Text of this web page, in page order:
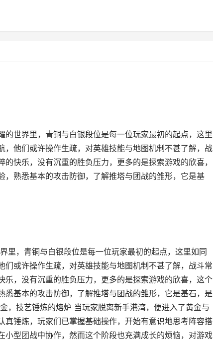
世界里，青铜与白银段位是每一位玩家最初的起点，这里
他们或许操作生疏，对英雄技能与地图机制不甚了解，战
快乐，没有沉重的胜负压力，更多的是探索游戏的欣喜，
熟悉基本的攻击防御，了解推塔与团战的雏形，它是基
里，青铜与白银段位是每一位玩家最初的起点，这里如同
或许操作生疏，对英雄技能与地图机制不甚了解，战斗常
，没有沉重的胜负压力，更多的是探索游戏的欣喜，这个
基本的攻击防御，了解推塔与团战的雏形，它是基石，是
，技艺锤炼的熔炉 当玩家脱离新手港湾，便进入了黄金与
锤炼，玩家们已掌握基础操作，开始有意识地思考阵容搭
型团战中协作，然而这个阶段也充满成长的烦恼，对游戏